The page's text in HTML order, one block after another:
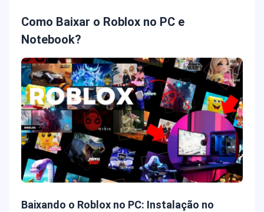
Como Baixar o Roblox no PC e
Notebook?
Baixando o Roblox no PC: Instalação no